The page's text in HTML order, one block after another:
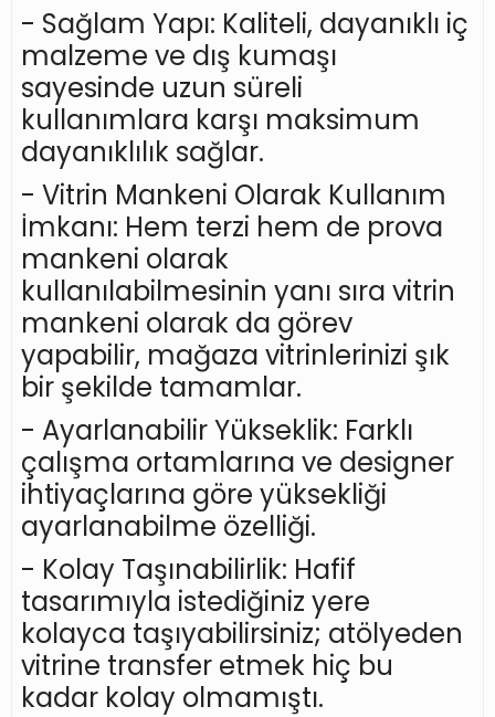
- Sağlam Yapı: Kaliteli, dayanıklı iç
malzeme ve dış kumaşı
sayesinde uzun süreli
kullanımlara karşı maksimum
dayanıklılık sağlar.
- Vitrin Mankeni Olarak Kullanım
İmkanı: Hem terzi hem de prova
mankeni olarak
kullanılabilmesinin yanı sıra vitrin
mankeni olarak da görev
yapabilir, mağaza vitrinlerinizi şık
bir şekilde tamamlar.
- Ayarlanabilir Yükseklik: Farklı
çalışma ortamlarına ve designer
ihtiyaçlarına göre yüksekliği
ayarlanabilme özelliği.
- Kolay Taşınabilirlik: Hafif
tasarımıyla istediğiniz yere
kolayca taşıyabilirsiniz; atölyeden
vitrine transfer etmek hiç bu
kadar kolay olmamıştı.